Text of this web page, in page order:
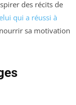
des récits de
qui a réussi à
sa motivation